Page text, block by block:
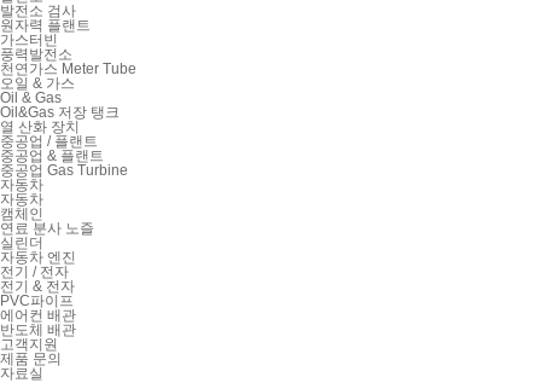
발전소 검사
원자력 플랜트
가스터빈
풍력발전소
천연가스 Meter Tube
오일 & 가스
Oil & Gas
Oil&Gas 저장 탱크
열 산화 장치
중공업 / 플랜트
중공업 & 플랜트
중공업 Gas Turbine
자동차
자동차
캠체인
연료 분사 노즐
실린더
자동차 엔진
전기 / 전자
전기 & 전자
PVC파이프
에어컨 배관
반도체 배관
고객지원
제품 문의
자료실